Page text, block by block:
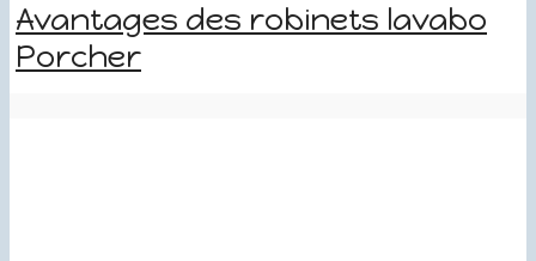
Avantages des robinets lavabo
Porcher